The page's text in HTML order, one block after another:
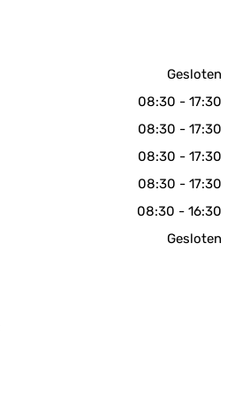
Gesloten
08:30 - 17:30
08:30 - 17:30
08:30 - 17:30
08:30 - 17:30
08:30 - 16:30
Gesloten